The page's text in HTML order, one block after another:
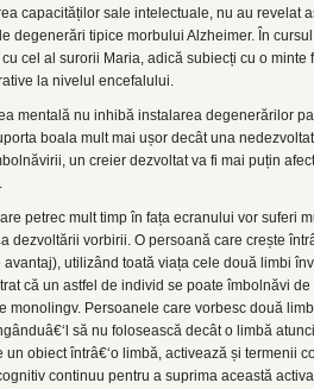
capacităților sale intelectuale, nu au revelat
degenerări tipice morbului Alzheimer. În
cel al surorii Maria, adică subiecți cu o
la nivelul encefalului.
mentală nu inhibă instalarea degenerărilor
boala mult mai ușor decât una
un creier dezvoltat va fi mai puțin
petrec mult timp în fața ecranului vor suferi
dezvoltării vorbirii. O persoană care crește
avantaj), utilizând toată viața cele două limbi
că un astfel de individ se poate îmbolnăvi
monolingv. Persoanele care vorbesc două
să nu folosească decât o limbă
un obiect întrâ€‘o limbă, activează și termenii
continuu pentru a suprima această